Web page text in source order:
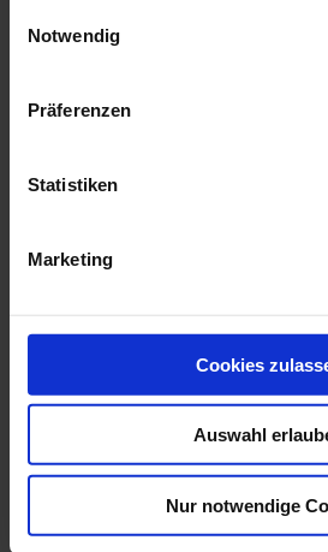
Notwendig
Präferenzen
Statistiken
Marketing
Cookies
Auswahl
Nur notwendige
Nachdem alle Verbrauchsmessungen
Zunächst muss man den theoretischen
Ursachen für die Beeinträchtigung finden.
Nun können mögliche
Neudimensionierung des
Nach dieser Diagnose sind die